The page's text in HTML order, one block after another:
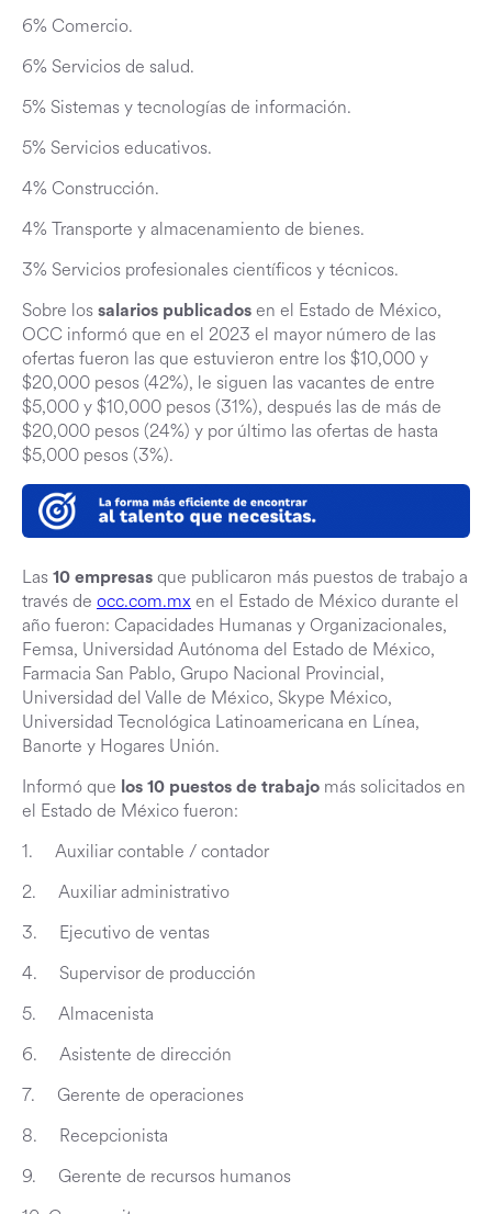
6% Comercio.
6% Servicios de salud.
5% Sistemas y tecnologías de información.
5% Servicios educativos.
4% Construcción.
4% Transporte y almacenamiento de bienes.
3% Servicios profesionales científicos y técnicos.
Sobre los salarios publicados en el Estado de México,
OCC informó que en el 2023 el mayor número de las
ofertas fueron las que estuvieron entre los $10,000 y
$20,000 pesos (42%), le siguen las vacantes de entre
$5,000 y $10,000 pesos (31%), después las de más de
$20,000 pesos (24%) y por último las ofertas de hasta
$5,000 pesos (3%).
Las 10 empresas que publicaron más puestos de trabajo a
través de occ.com.mx en el Estado de México durante el
año fueron: Capacidades Humanas y Organizacionales,
Femsa, Universidad Autónoma del Estado de México,
Farmacia San Pablo, Grupo Nacional Provincial,
Universidad del Valle de México, Skype México,
Universidad Tecnológica Latinoamericana en Línea,
Banorte y Hogares Unión.
Informó que los 10 puestos de trabajo más solicitados en
el Estado de México fueron:
1. Auxiliar contable / contador
2. Auxiliar administrativo
3. Ejecutivo de ventas
4. Supervisor de producción
5. Almacenista
6. Asistente de dirección
7. Gerente de operaciones
8. Recepcionista
9. Gerente de recursos humanos